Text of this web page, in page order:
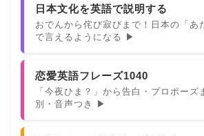
日本文化を英語で説明する
おでんから侘び寂びまで！日本の「あ
で言えるようになる ▶
恋愛英語フレーズ1040
「今夜ひま？」から告白・プロポーズ
別・音声つき ▶